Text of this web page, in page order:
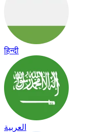
हिन्दी
العربية